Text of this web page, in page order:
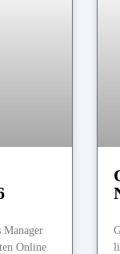
Manager
Online